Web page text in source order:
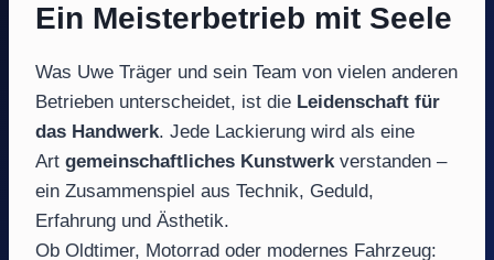
Ein Meisterbetrieb mit Seele
Was Uwe Träger und sein Team von vielen anderen
Betrieben unterscheidet, ist die Leidenschaft für
das Handwerk. Jede Lackierung wird als eine
Art gemeinschaftliches Kunstwerkverstanden –
ein Zusammenspiel aus Technik, Geduld,
Erfahrung und Ästhetik.
Ob Oldtimer, Motorrad oder modernes Fahrzeug: